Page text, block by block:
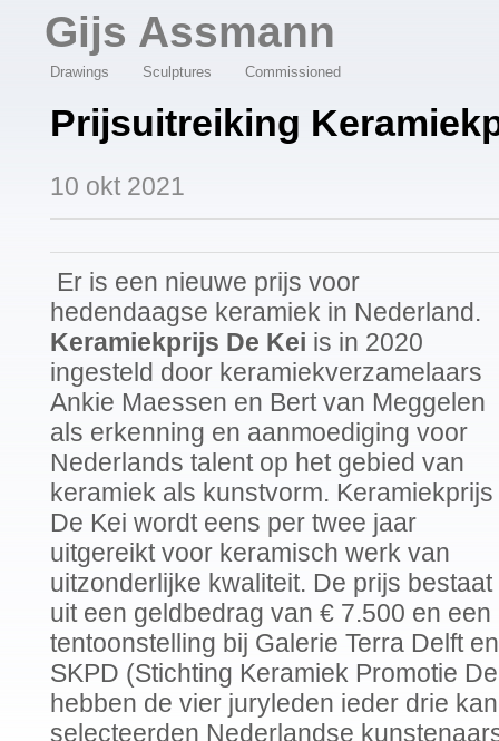
Gijs Assmann
Drawings Sculptures Commissioned
Prijsuitreiking
10 okt 2021
Er is een nieuwe prijs voor
hedendaagse keramiek in Nederland.
Keramiekprijs De Kei is in 2020
ingesteld door keramiekverzamelaars
Ankie Maessen en Bert van Meggelen
als erkenning en aanmoediging voor
Nederlands talent op het gebied van
keramiek als kunstvorm. Keramiekprijs
De Kei wordt eens per twee jaar
uitgereikt voor keramisch werk van
uitzonderlijke kwaliteit. De prijs bestaat
uit een geldbedrag van € 7.500 en een
tentoonstelling bij Galerie Terra Delft
SKPD (Stichting Keramiek Promotie
hebben de vier juryleden ieder drie
selecteerden Nederlandse